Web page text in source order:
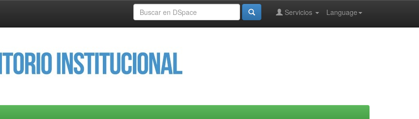
Language
Servicios